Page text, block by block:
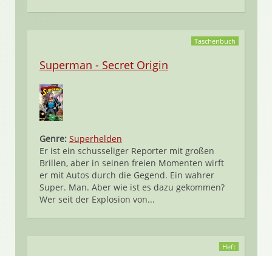
Taschenbuch
Superman - Secret Origin
Genre: Superhelden
Er ist ein schusseliger Reporter mit großen
Brillen, aber in seinen freien Momenten wirft
er mit Autos durch die Gegend. Ein wahrer
Super. Man. Aber wie ist es dazu gekommen?
Wer seit der Explosion von...
Heft